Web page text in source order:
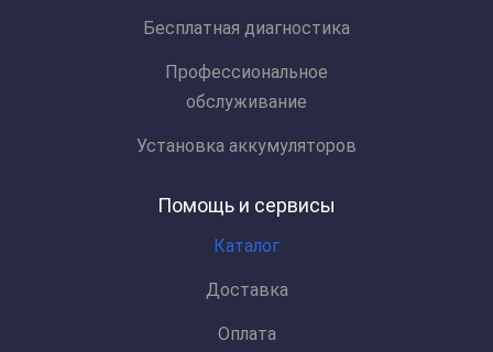
Бесплатная диагностика
Профессиональное
обслуживание
Установка аккумуляторов
Помощь и сервисы
Каталог
Доставка
Оплата